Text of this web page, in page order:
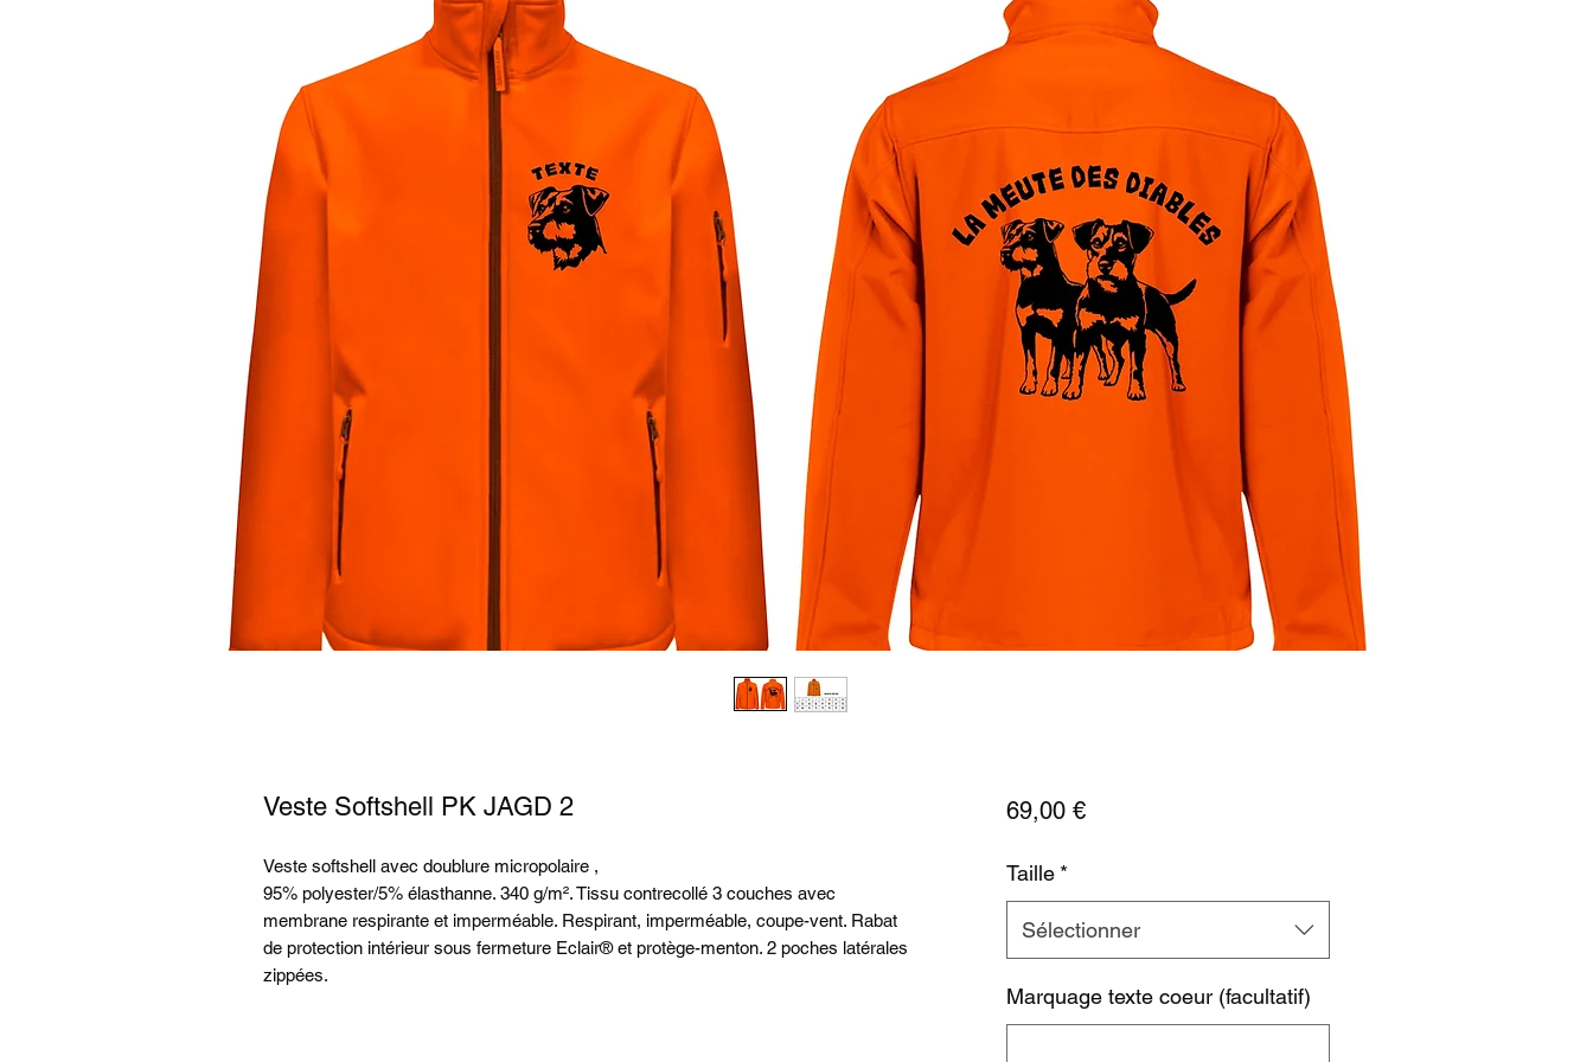
Veste Softshell PK JAGD 2
Veste softshell avec doublure micropolaire ,
95% polyester/5% élasthanne. 340 g/m². Tissu contrecollé 3 couches avec
membrane respirante et imperméable. Respirant, imperméable, coupe-vent. Rabat
de protection intérieur sous fermeture Eclair® et protège-menton. 2 poches latérales
zippées.
69,00 €Prix
Taille *
Sélectionner
Marquage texte coeur (facultatif)